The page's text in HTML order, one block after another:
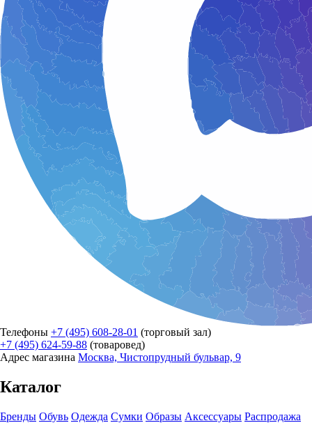
Телефоны +7 (495) 608-28-01 (торговый зал)
+7 (495) 624-59-88 (товаровед)
Адрес магазина Москва, Чистопрудный бульвар, 9
Каталог
Бренды Обувь Одежда Сумки Образы Аксессуары Распродажа